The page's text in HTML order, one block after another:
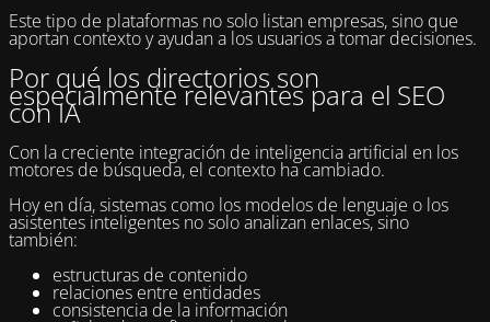
Este tipo de plataformas no solo listan empresas, sino que
aportan contexto y ayudan a los usuarios a tomar decisiones.
Por qué los directorios son
especialmente relevantes para el SEO
con IA
Con la creciente integración de inteligencia artificial en los
motores de búsqueda, el contexto ha cambiado.
Hoy en día, sistemas como los modelos de lenguaje o los
asistentes inteligentes no solo analizan enlaces, sino
también:
estructuras de contenido
relaciones entre entidades
consistencia de la información